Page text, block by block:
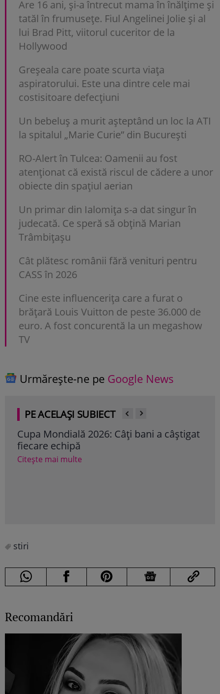
Are 16 ani, și-a întrecut mama în înălțime și
tatăl în frumusețe. Fiul Angelinei Jolie și al
lui Brad Pitt, viitorul cuceritor de la
Hollywood
Greșeala care poate scurta viața
aspiratorului. Este una dintre cele mai
costisitoare defecțiuni
Un bebeluș a murit așteptând un loc la ATI
la spitalul „Marie Curie” din București
RO-Alert în Tulcea: Oamenii au fost
atenționat că există riscul de cădere a unor
obiecte din spațiul aerian
Un primar din Ialomița s-a dat singur în
judecată. Ce speră să obțină Marian
Trâmbițașu
Cât plătesc românii fără venituri pentru
CASS în 2026
Cine este influencerița care a furat o
brățară Louis Vuitton de peste 36.000 de
euro. A fost concurentă la un megashow
TV
Urmărește-ne pe Google News
PE ACELAȘI SUBIECT
Cupa Mondială 2026: Câți bani a câștigat
fiecare echipă
Citește mai multe
stiri
Recomandări